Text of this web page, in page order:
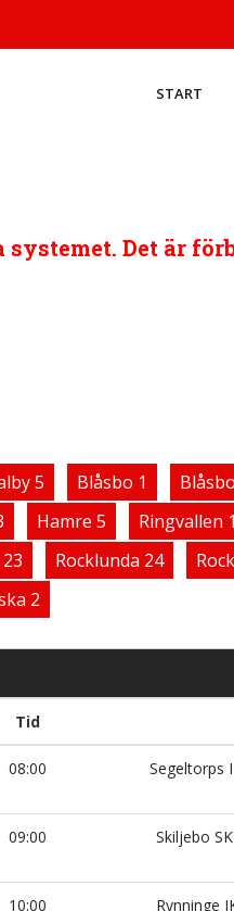
START
Det är
5 Blåsbo 1
Hamre 5 Ringvallen 1
Rocklunda 24
2
Tid
08:00 Segeltorps
09:00 Skiljebo SK
10:00 Rynninge